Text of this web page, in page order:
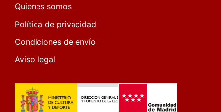
Quienes somos
Política de privacidad
Condiciones de envío
Aviso legal